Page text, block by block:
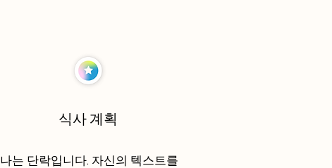
식사 계획
나는 단락입니다. 자신의 텍스트를